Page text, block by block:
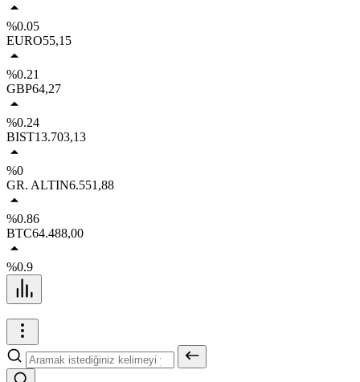
%0.05
EURO55,15
%0.21
GBP64,27
%0.24
BIST13.703,13
%0
GR. ALTIN6.551,88
%0.86
BTC64.488,00
%0.9